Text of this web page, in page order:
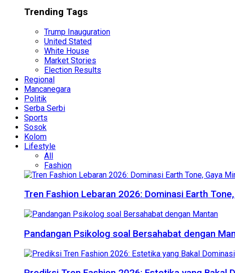
Trending Tags
Trump Inauguration
United Stated
White House
Market Stories
Election Results
Regional
Mancanegara
Politik
Serba Serbi
Sports
Sosok
Kolom
Lifestyle
All
Fashion
Tren Fashion Lebaran 2026: Dominasi Earth
Pandangan Psikolog soal Bersahabat dengan